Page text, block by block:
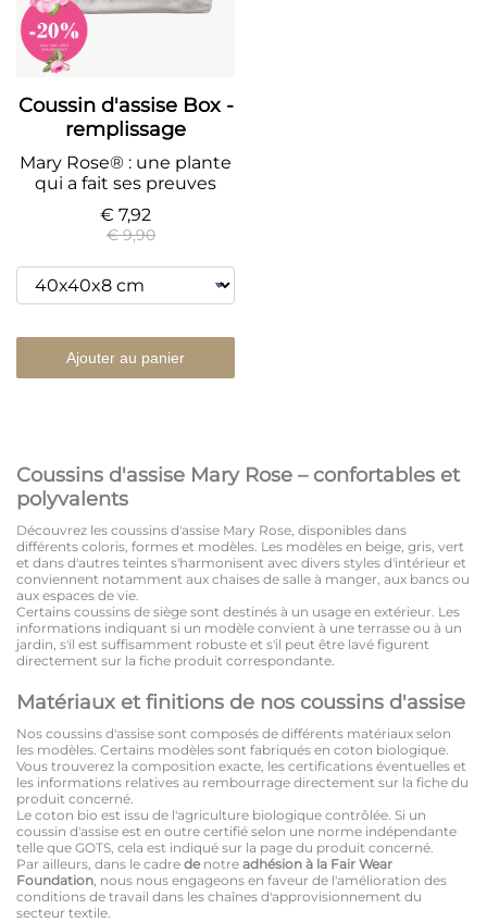
Coussin d'assise Box -
remplissage
Mary Rose® : une plante
qui a fait ses preuves
€ 7,92
€ 9,90
Ajouter au panier
Coussins d'assise Mary Rose – confortables et
polyvalents
Découvrez les coussins d'assise Mary Rose, disponibles dans
différents coloris, formes et modèles. Les modèles en beige, gris, vert
et dans d'autres teintes s'harmonisent avec divers styles d'intérieur et
conviennent notamment aux chaises de salle à manger, aux bancs ou
aux espaces de vie.
Certains coussins de siège sont destinés à un usage en extérieur. Les
informations indiquant si un modèle convient à une terrasse ou à un
jardin, s'il est suffisamment robuste et s'il peut être lavé figurent
directement sur la fiche produit correspondante.
Matériaux et finitions de nos coussins d'assise
Nos coussins d'assise sont composés de différents matériaux selon
les modèles. Certains modèles sont fabriqués en coton biologique.
Vous trouverez la composition exacte, les certifications éventuelles et
les informations relatives au rembourrage directement sur la fiche du
produit concerné.
Le coton bio est issu de l'agriculture biologique contrôlée. Si un
coussin d'assise est en outre certifié selon une norme indépendante
telle que GOTS, cela est indiqué sur la page du produit concerné.
Par ailleurs, dans le cadre denotre adhésion à la Fair Wear
Foundation, nous nous engageons en faveur de l'amélioration des
conditions de travail dans les chaînes d'approvisionnement du
secteur textile.